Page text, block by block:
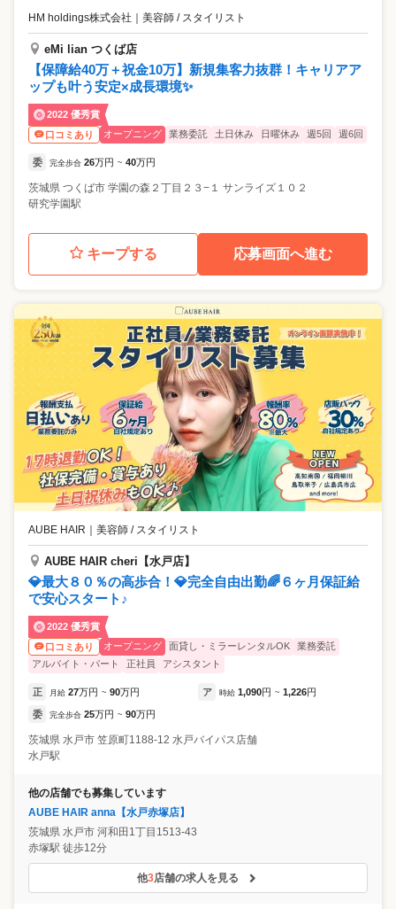
HM holdings株式会社 ｜ 美容師 / スタイリスト
eMi lian つくば店
【保障給40万＋祝金10万】新規集客力抜群！キャリアア
ップも叶う安定×成長環境✨
2022 優秀賞
口コミあり
オープニング 業務委託 土日休み 日曜休み 週5回 週6回
委 完全歩合 26万円 ~ 40万円
茨城県 つくば市 学園の森２丁目２３−１ サンライズ１０２
研究学園駅
キープする 応募画面へ進む
AUBE HAIR 美容師 / スタイリスト
AUBE HAIR cheri【水戸店】
💎最大８０％の高歩合！💎完全自由出勤🌈６ヶ月保証給
で安心スタート♪
2022 優秀賞
口コミあり
オープニング 面貸し・ミラーレンタルOK
業務委託
アルバイト・パート
正社員 アシスタント
正 月給 27万円 ~ 90万円 ア 時給 1,090円 ~ 1,226円
委 完全歩合 25万円 ~ 90万円
茨城県 水戸市 笠原町1188-12 水戸バイパス店舗
水戸駅
他の店舗でも募集しています
AUBE HAIR anna【水戸赤塚店】
茨城県 水戸市 河和田1丁目1513-43
赤塚駅 徒歩12分
他3店舗の求人を見る